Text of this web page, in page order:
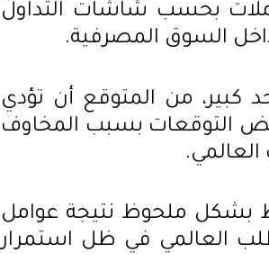
بحسب شاشات التداول
داخل السوق المصرفية.
كبير، من المتوقع أن تؤدي
خفض التوقعات بسبب المخاوف
بشكل ملحوظ نتيجة عوامل
العالمي في ظل استمرار